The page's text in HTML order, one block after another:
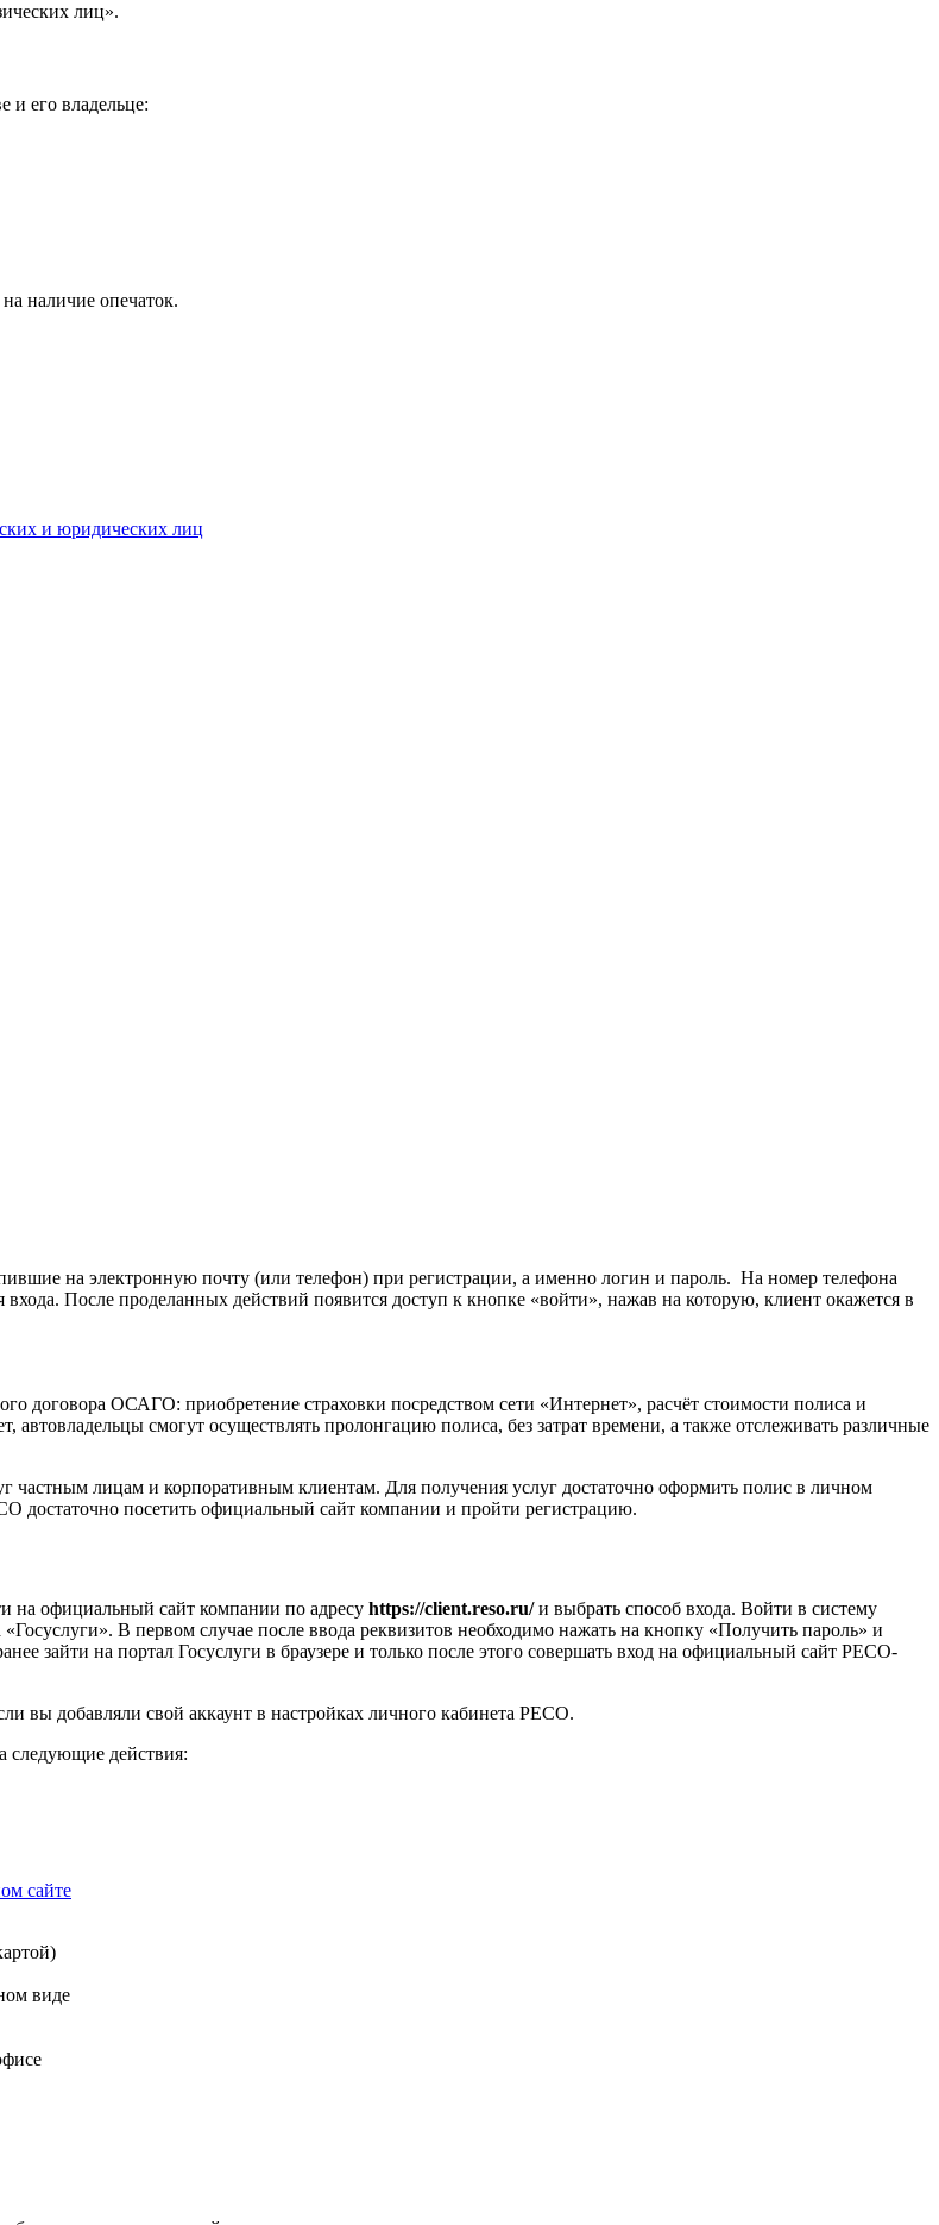
лиц».
и его владельце:
наличие опечаток.
и юридических лиц
на электронную почту (или телефон) при регистрации, а именно логин и пароль. На номер телефона
После проделанных действий появится доступ к кнопке «войти», нажав на которую, клиент окажется в
договора ОСАГО: приобретение страховки посредством сети «Интернет», расчёт стоимости полиса и
смогут осуществлять пролонгацию полиса, без затрат времени, а также отслеживать различные
частным лицам и корпоративным клиентам. Для получения услуг достаточно оформить полис в личном
достаточно посетить официальный сайт компании и пройти регистрацию.
на официальный сайт компании по адресу https://client.reso.ru/и выбрать способ входа. Войти в систему
В первом случае после ввода реквизитов необходимо нажать на кнопку «Получить пароль» и
зайти на портал Госуслуги в браузере и только после этого совершать вход на официальный сайт РЕСО-
вы добавляли свой аккаунт в настройках личного кабинета РЕСО.
следующие действия:
сайте
виде